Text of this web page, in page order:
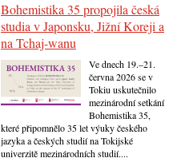
Bohemistika 35 propojila česká
studia v Japonsku, Jižní Koreji a
na Tchaj-wanu
Ve dnech 19.–21.
června 2026 se v
Tokiu uskutečnilo
mezinárodní setkání
Bohemistika 35,
které připomnělo 35 let výuky českého
jazyka a českých studií na Tokijské
univerzitě mezinárodních studií....